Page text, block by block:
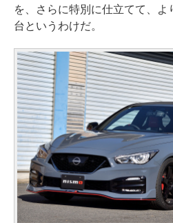
を、さらに特別に仕立てて、よ
台というわけだ。